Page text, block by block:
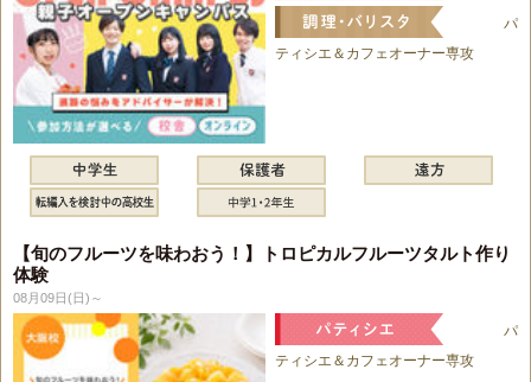
パ
ティシエ＆カフェオーナー専攻
【旬のフルーツを味わおう！】トロピカルフルーツタルト作り
体験
08月09日(日)～
パ
ティシエ＆カフェオーナー専攻